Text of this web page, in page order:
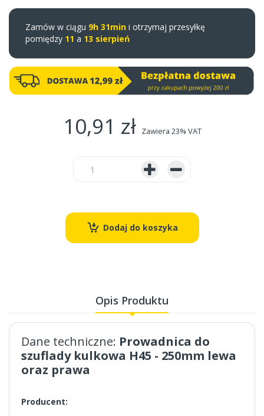
Zamów w ciągu 9h 31min i otrzymaj przesyłkę
pomiędzy 11 a 13 sierpień
10,91 zł Zawiera 23% VAT
Dodaj do koszyka
Opis Produktu
Dane techniczne: Prowadnica do
szuflady kulkowa H45 - 250mm lewa
oraz prawa
Producent: